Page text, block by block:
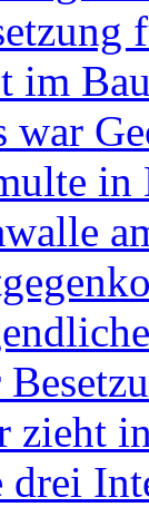
im
war
in
zieht